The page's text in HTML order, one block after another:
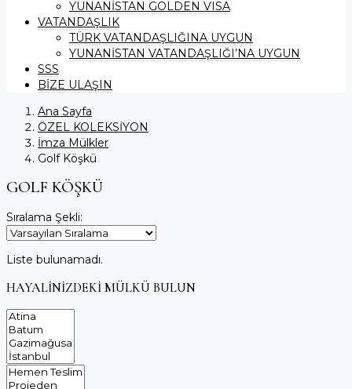
YUNANİSTAN GOLDEN VISA
VATANDAŞLIK
TÜRK VATANDAŞLIĞINA UYGUN
YUNANİSTAN VATANDAŞLIĞI’NA UYGUN
SSS
BİZE ULAŞIN
Ana Sayfa
ÖZEL KOLEKSİYON
İmza Mülkler
Golf Köşkü
GOLF KÖŞKÜ
Sıralama Şekli:
Liste bulunamadı.
HAYALİNİZDEKİ MÜLKÜ BULUN